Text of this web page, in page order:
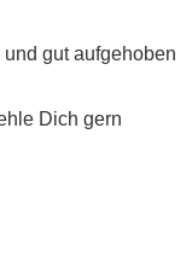
gut aufgehoben
Dich gern